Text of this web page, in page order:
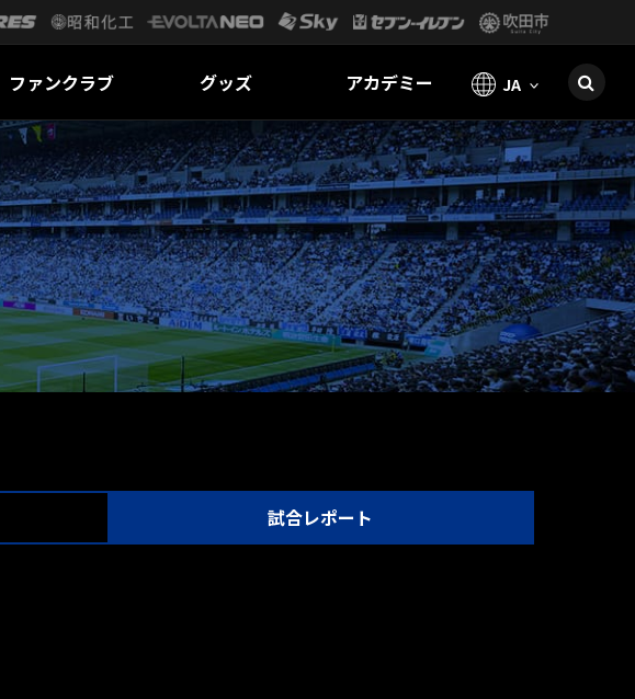
ファンクラブ グッズ アカデミー JA
試合レポート